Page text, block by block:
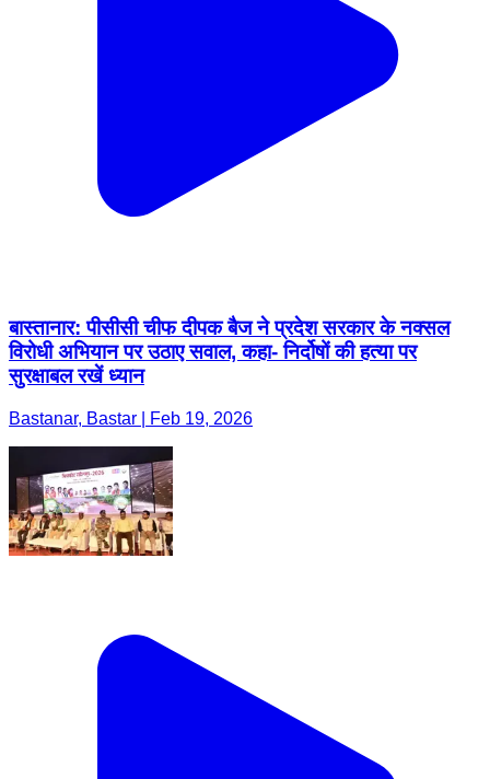
बास्तानार: पीसीसी चीफ दीपक बैज ने प्रदेश सरकार के नक्सल
विरोधी अभियान पर उठाए सवाल, कहा- निर्दोषों की हत्या पर
सुरक्षाबल रखें ध्यान
Bastanar, Bastar | Feb 19, 2026